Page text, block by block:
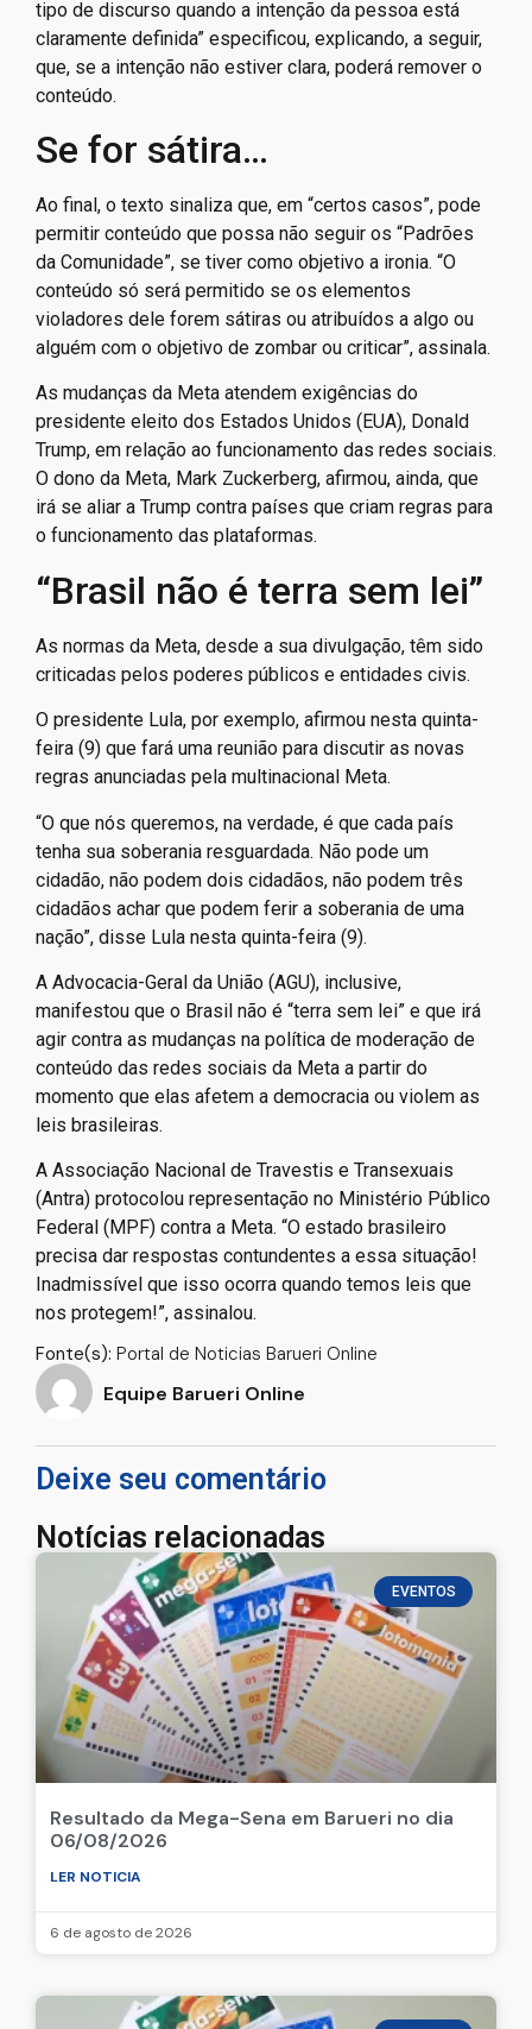
tipo de discurso quando a intenção da pessoa está
claramente definida” especificou, explicando, a seguir,
que, se a intenção não estiver clara, poderá remover o
conteúdo.
Se for sátira…
Ao final, o texto sinaliza que, em “certos casos”, pode
permitir conteúdo que possa não seguir os “Padrões
da Comunidade”, se tiver como objetivo a ironia. “O
conteúdo só será permitido se os elementos
violadores dele forem sátiras ou atribuídos a algo ou
alguém com o objetivo de zombar ou criticar”, assinala.
As mudanças da Meta atendem exigências do
presidente eleito dos Estados Unidos (EUA), Donald
Trump, em relação ao funcionamento das redes sociais.
O dono da Meta, Mark Zuckerberg, afirmou, ainda, que
irá se aliar a Trump contra países que criam regras para
o funcionamento das plataformas.
“Brasil não é terra sem lei”
As normas da Meta, desde a sua divulgação, têm sido
criticadas pelos poderes públicos e entidades civis.
O presidente Lula, por exemplo, afirmou nesta quinta-
feira (9) que fará uma reunião para discutir as novas
regras anunciadas pela multinacional Meta.
“O que nós queremos, na verdade, é que cada país
tenha sua soberania resguardada. Não pode um
cidadão, não podem dois cidadãos, não podem três
cidadãos achar que podem ferir a soberania de uma
nação”, disse Lula nesta quinta-feira (9).
A Advocacia-Geral da União (AGU), inclusive,
manifestou que o Brasil não é “terra sem lei” e que irá
agir contra as mudanças na política de moderação de
conteúdo das redes sociais da Meta a partir do
momento que elas afetem a democracia ou violem as
leis brasileiras.
A Associação Nacional de Travestis e Transexuais
(Antra) protocolou representação no Ministério Público
Federal (MPF) contra a Meta. “O estado brasileiro
precisa dar respostas contundentes a essa situação!
Inadmissível que isso ocorra quando temos leis que
nos protegem!”, assinalou.
Fonte(s): Portal de Noticias Barueri Online
Equipe Barueri Online
Deixe seu comentário
Notícias relacionadas
EVENTOS
Resultado da Mega-Sena em Barueri no dia
06/08/2026
LER NOTICIA
6 de agosto de 2026